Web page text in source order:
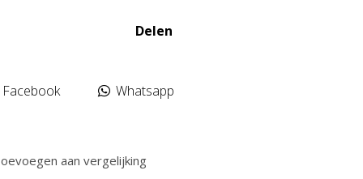
Delen
Facebook Whatsapp
aan vergelijking